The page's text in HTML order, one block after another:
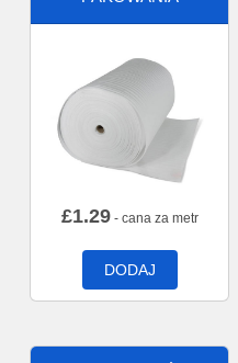
£1.29- cana za metr
DODAJ